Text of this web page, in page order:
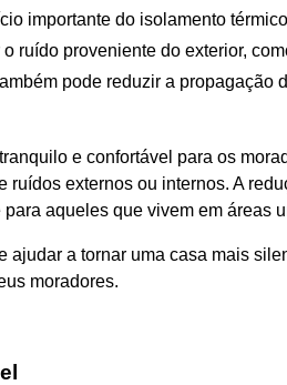
importante do isolamento
ruído proveniente do exterior,
pode reduzir a propagação
e confortável para os
ruídos externos ou internos. A
aqueles que vivem em áreas
ajudar a tornar uma casa mais
moradores.